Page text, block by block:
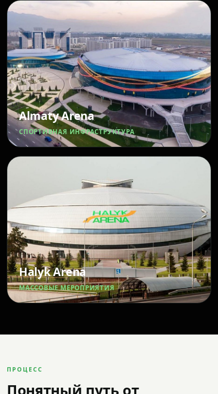
Almaty Arena
СПОРТИВНАЯ ИНФРАСТРУКТУРА
Halyk Arena
МАССОВЫЕ МЕРОПРИЯТИЯ
ПРОЦЕСС
Понятный путь от